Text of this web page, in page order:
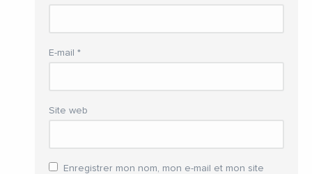
E-mail *
Site web
Enregistrer mon nom, mon e-mail et mon site